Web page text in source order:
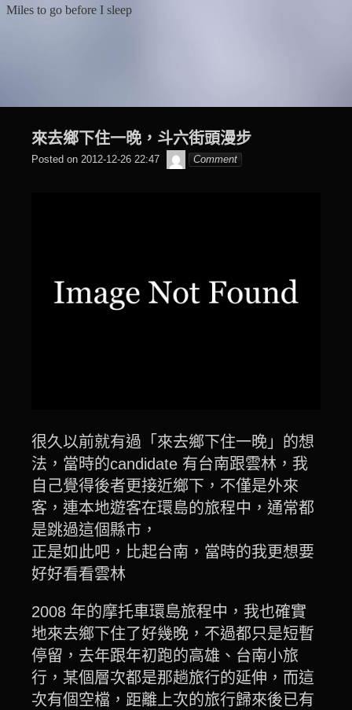
Miles to go before I sleep
來去鄉下住一晚，斗六街頭漫步
Posted on 2012-12-26 22:47 beagle2001_tw
Comment
很久以前就有過「來去鄉下住一晚」的想
法，當時的candidate 有台南跟雲林，我
自己覺得後者更接近鄉下，不僅是外來
客，連本地遊客在環島的旅程中，通常都
是跳過這個縣市，
正是如此吧，比起台南，當時的我更想要
好好看看雲林
2008 年的摩托車環島旅程中，我也確實
地來去鄉下住了好幾晚，不過都只是短暫
停留，去年跟年初跑的高雄、台南小旅
行，某個層次都是那趟旅行的延伸，而這
次有個空檔，距離上次的旅行歸來後已有